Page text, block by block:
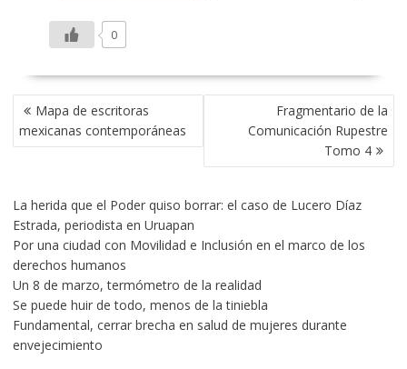
0
NAVEGACIÓN
DE
ENTRADAS
Mapa de escritoras
mexicanas contemporáneas
Fragmentario de la
Comunicación Rupestre
Tomo 4
La herida que el Poder quiso borrar: el caso de Lucero Díaz
Estrada, periodista en Uruapan
Por una ciudad con Movilidad e Inclusión en el marco de los
derechos humanos
Un 8 de marzo, termómetro de la realidad
Se puede huir de todo, menos de la tiniebla
Fundamental, cerrar brecha en salud de mujeres durante
envejecimiento